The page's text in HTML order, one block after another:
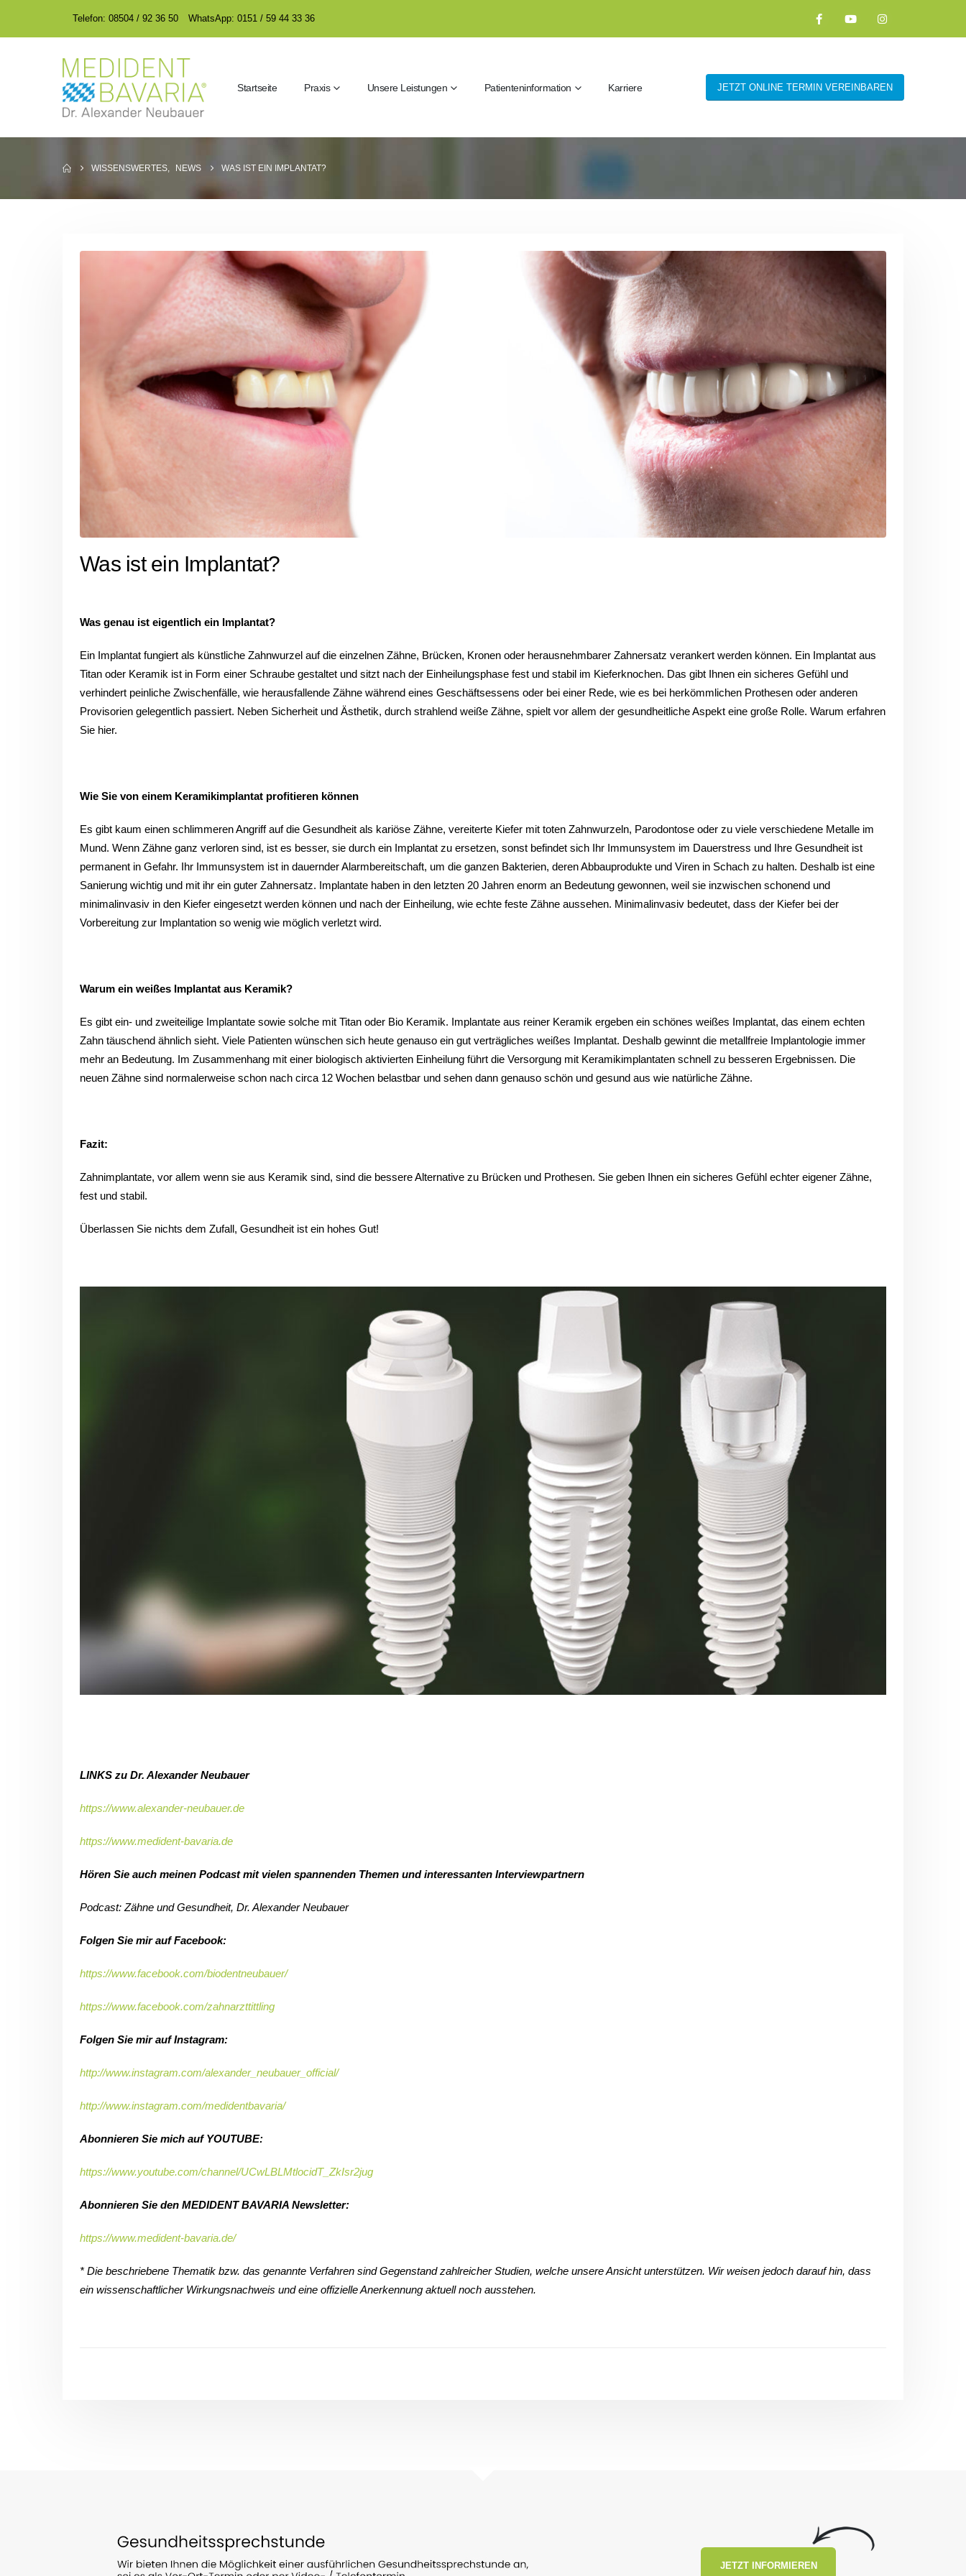
Telefon: 08504 / 92 36 50 WhatsApp: 0151 / 59 44 33 36
Startseite Praxis Unsere Leistungen Patienteninformation Karriere JETZT ONLINE TERMIN VEREINBAREN
WISSENSWERTES, NEWS WAS IST EIN IMPLANTAT?
Was ist ein Implantat?
Was genau ist eigentlich ein Implantat?
Ein Implantat fungiert als künstliche Zahnwurzel auf die einzelnen Zähne, Brücken, Kronen oder herausnehmbarer Zahnersatz verankert werden können. Ein Implantat aus
Titan oder Keramik ist in Form einer Schraube gestaltet und sitzt nach der Einheilungsphase fest und stabil im Kieferknochen. Das gibt Ihnen ein sicheres Gefühl und
verhindert peinliche Zwischenfälle, wie herausfallende Zähne während eines Geschäftsessens oder bei einer Rede, wie es bei herkömmlichen Prothesen oder anderen
Provisorien gelegentlich passiert. Neben Sicherheit und Ästhetik, durch strahlend weiße Zähne, spielt vor allem der gesundheitliche Aspekt eine große Rolle. Warum erfahren
Sie hier.
Wie Sie von einem Keramikimplantat profitieren können
Es gibt kaum einen schlimmeren Angriff auf die Gesundheit als kariöse Zähne, vereiterte Kiefer mit toten Zahnwurzeln, Parodontose oder zu viele verschiedene Metalle im
Mund. Wenn Zähne ganz verloren sind, ist es besser, sie durch ein Implantat zu ersetzen, sonst befindet sich Ihr Immunsystem im Dauerstress und Ihre Gesundheit ist
permanent in Gefahr. Ihr Immunsystem ist in dauernder Alarmbereitschaft, um die ganzen Bakterien, deren Abbauprodukte und Viren in Schach zu halten. Deshalb ist eine
Sanierung wichtig und mit ihr ein guter Zahnersatz. Implantate haben in den letzten 20 Jahren enorm an Bedeutung gewonnen, weil sie inzwischen schonend und
minimalinvasiv in den Kiefer eingesetzt werden können und nach der Einheilung, wie echte feste Zähne aussehen. Minimalinvasiv bedeutet, dass der Kiefer bei der
Vorbereitung zur Implantation so wenig wie möglich verletzt wird.
Warum ein weißes Implantat aus Keramik?
Es gibt ein- und zweiteilige Implantate sowie solche mit Titan oder Bio Keramik. Implantate aus reiner Keramik ergeben ein schönes weißes Implantat, das einem echten
Zahn täuschend ähnlich sieht. Viele Patienten wünschen sich heute genauso ein gut verträgliches weißes Implantat. Deshalb gewinnt die metallfreie Implantologie immer
mehr an Bedeutung. Im Zusammenhang mit einer biologisch aktivierten Einheilung führt die Versorgung mit Keramikimplantaten schnell zu besseren Ergebnissen. Die
neuen Zähne sind normalerweise schon nach circa 12 Wochen belastbar und sehen dann genauso schön und gesund aus wie natürliche Zähne.
Fazit:
Zahnimplantate, vor allem wenn sie aus Keramik sind, sind die bessere Alternative zu Brücken und Prothesen. Sie geben Ihnen ein sicheres Gefühl echter eigener Zähne,
fest und stabil.
Überlassen Sie nichts dem Zufall, Gesundheit ist ein hohes Gut!
LINKS zu Dr. Alexander Neubauer
https://www.alexander-neubauer.de
https://www.medident-bavaria.de
Hören Sie auch meinen Podcast mit vielen spannenden Themen und interessanten Interviewpartnern
Podcast: Zähne und Gesundheit, Dr. Alexander Neubauer
Folgen Sie mir auf Facebook:
https://www.facebook.com/biodentneubauer/
https://www.facebook.com/zahnarzttittling
Folgen Sie mir auf Instagram:
http://www.instagram.com/alexander_neubauer_official/
http://www.instagram.com/medidentbavaria/
Abonnieren Sie mich auf YOUTUBE:
https://www.youtube.com/channel/UCwLBLMtlocidT_ZkIsr2jug
Abonnieren Sie den MEDIDENT BAVARIA Newsletter:
https://www.medident-bavaria.de/
* Die beschriebene Thematik bzw. das genannte Verfahren sind Gegenstand zahlreicher Studien, welche unsere Ansicht unterstützen. Wir weisen jedoch darauf hin, dass
ein wissenschaftlicher Wirkungsnachweis und eine offizielle Anerkennung aktuell noch ausstehen.
JETZT INFORMIEREN